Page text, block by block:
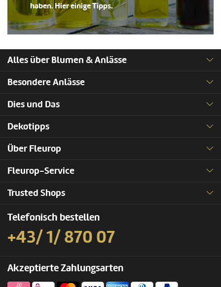
haben. Hier einige Tipps.
Alles über Blumen & Anlässe
Besondere Anlässe
Dies und Das
Dekotipps
Über Fleurop
Fleurop-Service
Trusted Shops
Telefonisch bestellen
+43/ 1/ 870 07
Akzeptierte Zahlungsarten